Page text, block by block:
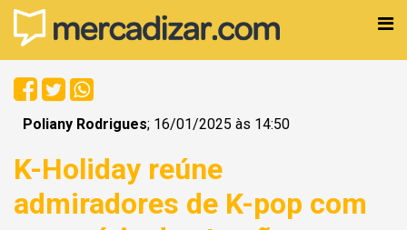
Poliany Rodrigues; 16/01/2025 às 14:50
K-Holiday reúne
admiradores de K-pop com